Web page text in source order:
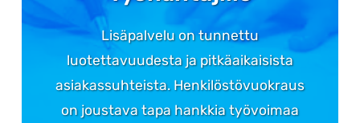
Lisäpalvelu on tunnettu
luotettavuudesta ja pitkäaikaisista
asiakassuhteista. Henkilöstövuokraus
on joustava tapa hankkia työvoimaa